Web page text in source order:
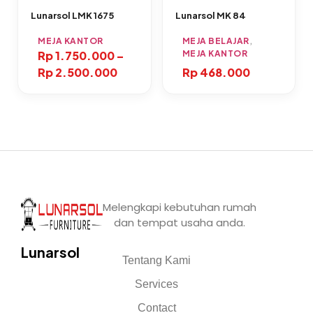
Lunarsol LMK 1675
MEJA KANTOR
Rp1.750.000–
Rp2.500.000
Lunarsol MK 84
MEJA BELAJAR ,
MEJA KANTOR
Rp468.000
Melengkapi kebutuhan rumah
dan tempat usaha anda.
Lunarsol
Tentang Kami
Services
Contact